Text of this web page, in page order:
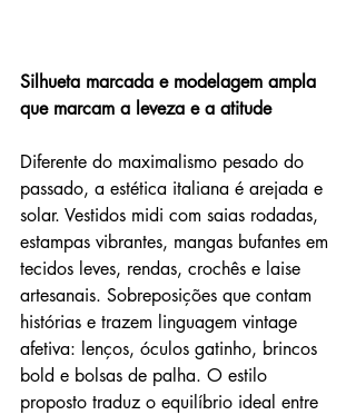
Silhueta marcada e modelagem ampla
que marcam a leveza e a atitude
Diferente do maximalismo pesado do
passado, a estética italiana é arejada e
solar. Vestidos midi com saias rodadas,
estampas vibrantes, mangas bufantes em
tecidos leves, rendas, crochês e laise
artesanais. Sobreposições que contam
histórias e trazem linguagem vintage
afetiva: lenços, óculos gatinho, brincos
bold e bolsas de palha. O estilo
proposto traduz o equilíbrio ideal entre